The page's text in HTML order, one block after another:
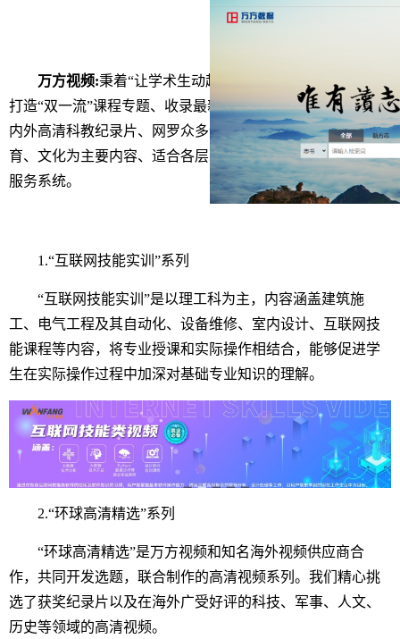
万方视频:秉着“让学术生动起来”的建设理念，万方视频
打造“双一流”课程专题、收录最新的国际特邀报告、云集海
内外高清科教纪录片、网罗众多优质视频，是以科技、教
育、文化为主要内容、适合各层次人群使用的学术视频知识
服务系统。
1.“互联网技能实训”系列
“互联网技能实训”是以理工科为主，内容涵盖建筑施
工、电气工程及其自动化、设备维修、室内设计、互联网技
能课程等内容，将专业授课和实际操作相结合，能够促进学
生在实际操作过程中加深对基础专业知识的理解。
2.“环球高清精选”系列
“环球高清精选”是万方视频和知名海外视频供应商合
作，共同开发选题，联合制作的高清视频系列。我们精心挑
选了获奖纪录片以及在海外广受好评的科技、军事、人文、
历史等领域的高清视频。